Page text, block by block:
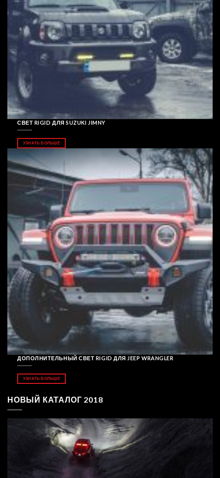
СВЕТ RIGID ДЛЯ SUZUKI JIMNY
УЗНАТЬ БОЛЬШЕ
ДОПОЛНИТЕЛЬНЫЙ СВЕТ RIGID ДЛЯ JEEP WRANGLER
УЗНАТЬ БОЛЬШЕ
НОВЫЙ КАТАЛОГ 2018